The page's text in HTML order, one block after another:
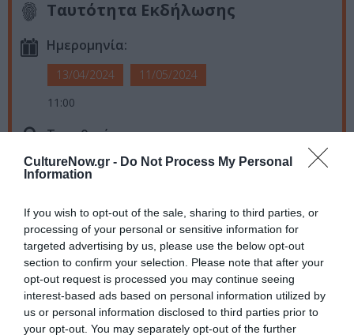
CultureNow.gr - Do Not Process My Personal
Information
If you wish to opt-out of the sale, sharing to third parties, or
processing of your personal or sensitive information for
targeted advertising by us, please use the below opt-out
section to confirm your selection. Please note that after your
opt-out request is processed you may continue seeing
interest-based ads based on personal information utilized by
us or personal information disclosed to third parties prior to
your opt-out. You may separately opt-out of the further
Ταυτότητα Εκδήλωσης
Ημερομηνία:
13/04/2024
11/05/2024
11:00
Τοποθεσία:
Γκαλερί Ελληνοαμερικανικής Ένωσης, Μασσαλίας 22,
Αθήνα
Ελληνοαμερικανική Ένωση
Eισιτήρια:
Δωρεάν (Απαραίτητη η δήλωση συμμετοχής)
Πληροφορίες / Κρατήσεις: